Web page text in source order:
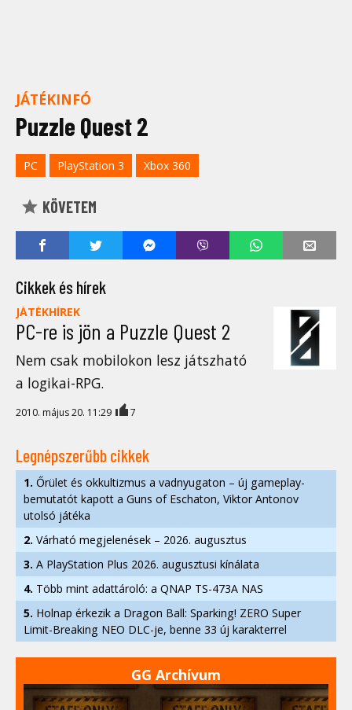
JÁTÉKINFÓ
Puzzle Quest 2
PC PlayStation 3 Xbox 360
KÖVETEM
Cikkek és hírek
JÁTÉKHÍREK
PC-re is jön a Puzzle Quest 2
Nem csak mobilokon lesz játszható
a logikai-RPG.
2010. május 20. 11:29 7
Legnépszerűbb cikkek
1. Őrület és okkultizmus a vadnyugaton – új gameplay-
bemutatót kapott a Guns of Eschaton, Viktor Antonov
utolsó játéka
2. Várható megjelenések – 2026. augusztus
3. A PlayStation Plus 2026. augusztusi kínálata
4. Több mint adattároló: a QNAP TS-473A NAS
5. Holnap érkezik a Dragon Ball: Sparking! ZERO Super
Limit-Breaking NEO DLC-je, benne 33 új karakterrel
GG Archívum